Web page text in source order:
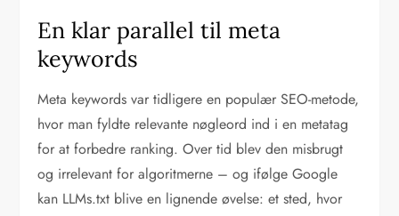
En klar parallel til meta
keywords
Meta keywords var tidligere en populær SEO-metode,
hvor man fyldte relevante nøgleord ind i en metatag
for at forbedre ranking. Over tid blev den misbrugt
og irrelevant for algoritmerne – og ifølge Google
kan LLMs.txt blive en lignende øvelse: et sted, hvor